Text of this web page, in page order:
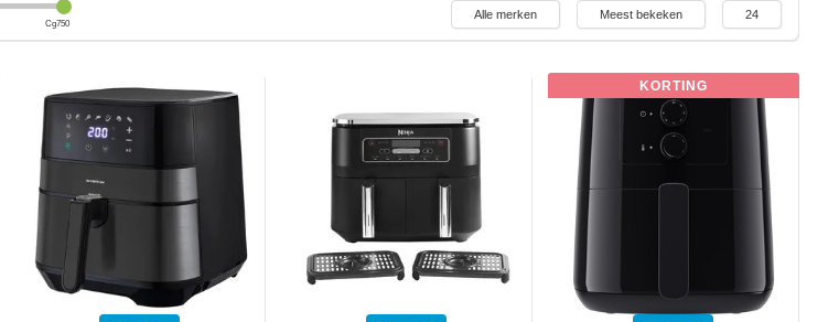
Cg750
Alle merken Meest bekeken 24
KORTING